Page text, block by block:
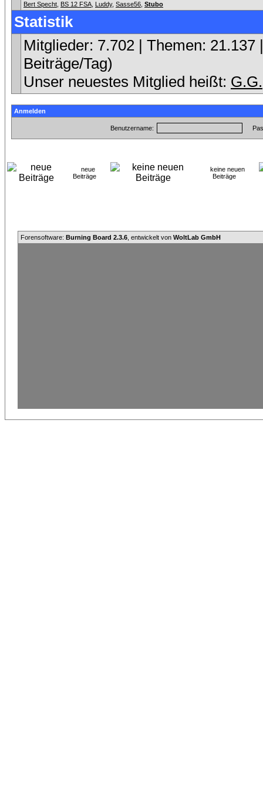
Bert Specht BS 12 FSA Luddy, Sasse56 Stubo
Statistik
Mitglieder: 7.702 | Themen:
Beiträge/Tag)
Unser neuestes Mitglied heißt: G.G.
Anmelden
Benutzername:
neue
Beiträge
keine neuen
Beiträge
Forensoftware: Burning Board 2.3.6 , entwickelt von WoltLab GmbH